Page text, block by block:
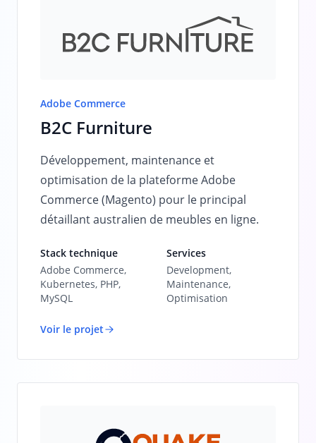
Adobe Commerce
B2C Furniture
Développement, maintenance et
optimisation de la plateforme Adobe
Commerce (Magento) pour le principal
détaillant australien de meubles en ligne.
Stack technique
Adobe Commerce,
Kubernetes, PHP,
MySQL
Services
Development,
Maintenance,
Optimisation
Voir le projet